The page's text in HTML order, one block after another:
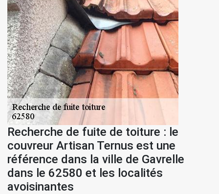
Recherche de fuite de toiture : le
couvreur Artisan Ternus est une
référence dans la ville de Gavrelle
dans le 62580 et les localités
avoisinantes